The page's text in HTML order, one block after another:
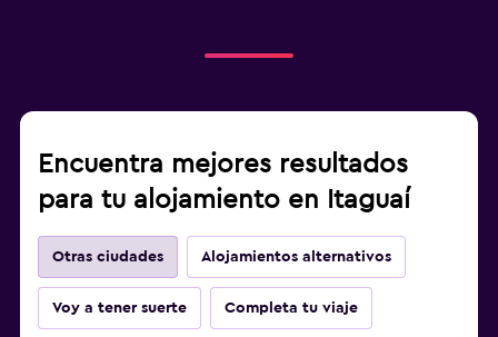
Encuentra mejores resultados
para tu alojamiento en Itaguaí
Otras ciudades Alojamientos alternativos
Voy a tener suerte Completa tu viaje